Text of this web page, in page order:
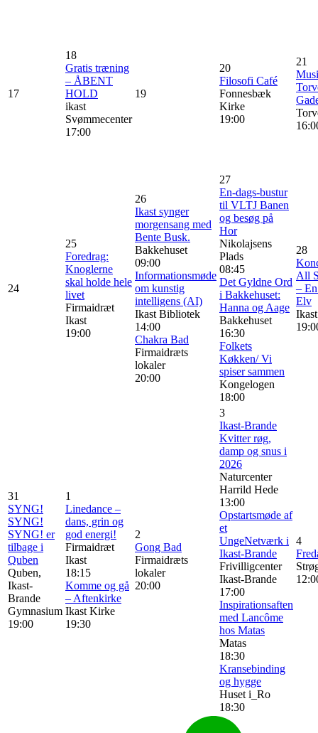
17
18
Gratis træning
– ÅBENT
HOLD
ikast
Svømmecenter
17:00
19
20
Filosofi Café
Fonnesbæk
Kirke
19:00
21
24
25
Foredrag:
Knoglerne
skal holde hele
livet
Firmaidræt
Ikast
19:00
26
Ikast synger
morgensang med
Bente Busk.
Bakkehuset
09:00
Informationsmøde
om kunstig
intelligens (AI)
Ikast Bibliotek
14:00
Chakra Bad
Firmaidræts
lokaler
20:00
27
En-dags-bustur
til VLTJ Banen
og besøg på
Hor
Nikolajsens
Plads
08:45
Det Gyldne Ord
i Bakkehuset:
Hanna og Aage
Bakkehuset
16:30
Folkets
Køkken/ Vi
spiser sammen
Kongelogen
18:00
28
All
–
Elv
31
SYNG!
SYNG!
SYNG! er
tilbage i
Quben
Quben,
Ikast-
Brande
Gymnasium
19:00
1
Linedance –
dans, grin og
god energi!
Firmaidræt
Ikast
18:15
Komme og gå
– Aftenkirke
Ikast Kirke
19:30
2
Gong Bad
Firmaidræts
lokaler
20:00
3
Ikast-Brande
Kvitter røg,
damp og snus i
2026
Naturcenter
Harrild Hede
13:00
Opstartsmøde af
et
UngeNetværk i
Ikast-Brande
Frivilligcenter
Ikast-Brande
17:00
Inspirationsaften
med Lancôme
hos Matas
Matas
18:30
Kransebinding
og hygge
Huset i_Ro
18:30
4